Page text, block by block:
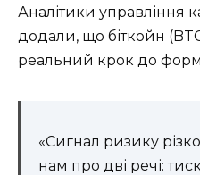
Аналітики управління
додали, що біткойн
реальний крок до
«Сигнал ризику
нам про дві речі: